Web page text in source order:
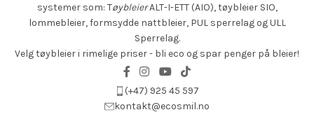
systemer som: TøybleierALT-I-ETT (AIO), tøybleier SIO,
lommebleier, formsydde nattbleier, PUL sperrelag og ULL
Sperrelag.
Velg tøybleier i rimelige priser - bli eco og spar penger på bleier!
(+47) 925 45 597
kontakt@ecosmil.no